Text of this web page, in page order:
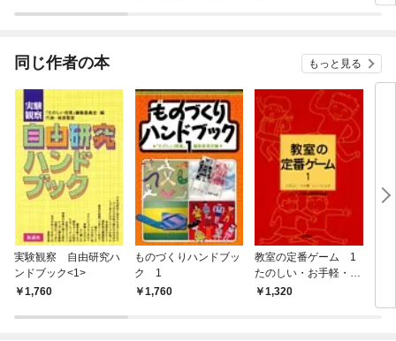
同じ作者の本 もっと見る
実験観察 自由研究ハ
ンドブック<1>
1,760
ものづくりハンドブッ
ク 1
1,760
教室の定番ゲーム 1
たのしい・お手軽・い
～フンイキ
1,320